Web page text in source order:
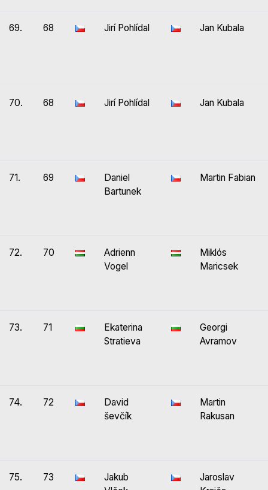
69. 68 Jirí Pohlídal Jan Kubala
70. 68 Jirí Pohlídal Jan Kubala
71. 69
Daniel
Bartunek
Martin Fabian
72. 70
Adrienn
Vogel
Miklós
Maricsek
73. 71
Ekaterina
Stratieva
Georgi
Avramov
74. 72
David
ševčík
Martin
Rakusan
75. 73
Jakub
Jaroslav